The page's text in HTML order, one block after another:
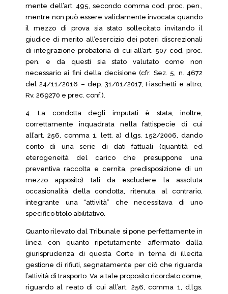
mente dell’art. 495, secondo comma cod. proc. pen.,
mentre non può essere validamente invocata quando
il mezzo di prova sia stato sollecitato invitando il
giudice di merito all’esercizio dei poteri discrezionali
di integrazione probatoria di cui all’art. 507 cod. proc.
pen. e da questi sia stato valutato come non
necessario ai fini della decisione (cfr. Sez. 5, n. 4672
del 24/11/2016 – dep. 31/01/2017, Fiaschetti e altro,
Rv. 269270 e prec. conf.).
4. La condotta degli imputati è stata, inoltre,
correttamente inquadrata nella fattispecie di cui
all’art. 256, comma 1, lett. a) d.lgs. 152/2006, dando
conto di una serie di dati fattuali (quantità ed
eterogeneità del carico che presuppone una
preventiva raccolta e cernita, predisposizione di un
mezzo apposito) tali da escludere la assoluta
occasionalità della condotta, ritenuta, al contrario,
integrante una “attività” che necessitava di uno
specifico titolo abilitativo.
Quanto rilevato dal Tribunale si pone perfettamente in
linea con quanto ripetutamente affermato dalla
giurisprudenza di questa Corte in tema di illecita
gestione di rifiuti, segnatamente per ciò che riguarda
l’attività di trasporto. Va a tale proposito ricordato come,
riguardo al reato di cui all’art. 256, comma 1, d.lgs.